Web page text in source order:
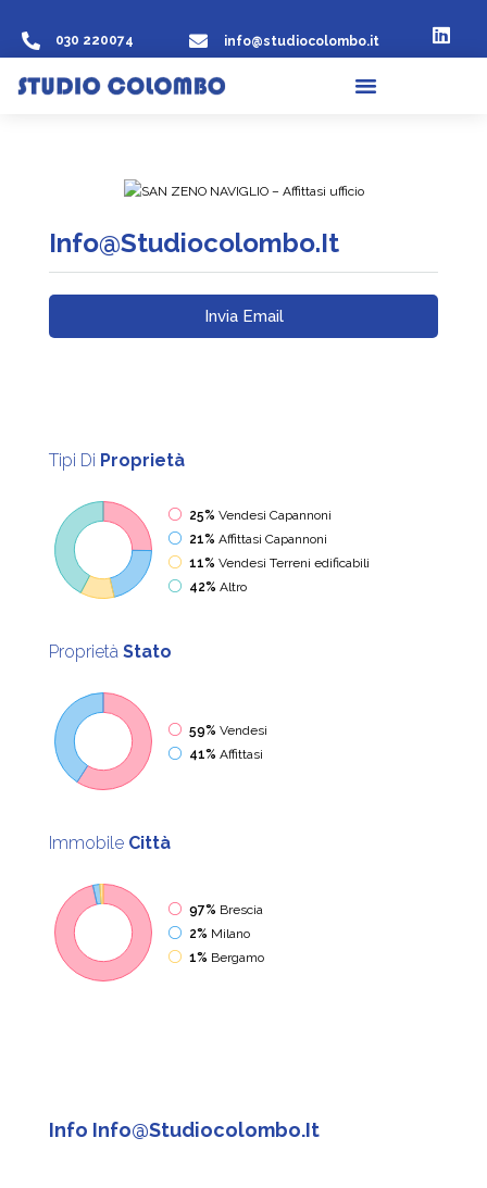
030 220074 info@studiocolombo.it
Info@studiocolombo.it
Invia Email
Tipi Di Proprietà
25% Vendesi Capannoni
21% Affittasi Capannoni
11% Vendesi Terreni edificabili
42% Altro
Proprietà Stato
59% Vendesi
41% Affittasi
Immobile Città
97% Brescia
2% Milano
1% Bergamo
Info Info@studiocolombo.it